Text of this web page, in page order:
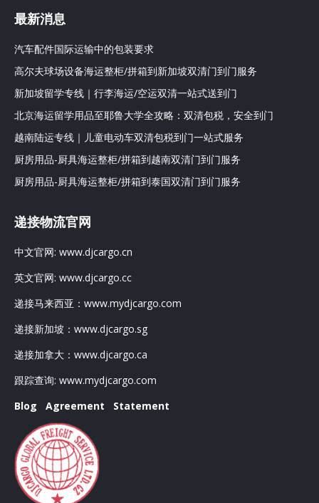
最新消息
汽车配件国际运输中的包装要求
高尔夫球场设备海运整柜/拼箱到新加坡双清门到门服务
新加坡留学专线｜行李海运/空运双清一站式送到门
北京海运留学用品至耶鲁大学全攻略：双清包税，安全到门
越南陆运专线｜儿童电动车双清包税到门一站式服务
厨房用品-厨具海运整柜/拼箱到越南双清门到门服务
厨房用品-厨具海运整柜/拼箱到泰国双清门到门服务
递接物流官网
中文官网: www.djcargo.cn
英文官网: www.djcargo.cc
递接马来西亚： www.mydjcargo.com
递接新加坡： www.djcargo.sg
递接加拿大： www.djcargo.ca
跟踪查询: www.mydjcargo.com
Blog
Agreement Statement